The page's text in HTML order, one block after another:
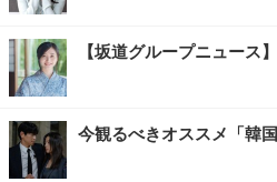
【坂道グループニュース
今観るべきオススメ「韓国